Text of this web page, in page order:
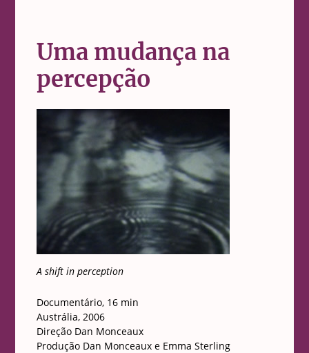
Uma mudança na
percepção
A shift in perception
Documentário, 16 min
Austrália, 2006
Direção Dan Monceaux
Produção Dan Monceaux e Emma Sterling